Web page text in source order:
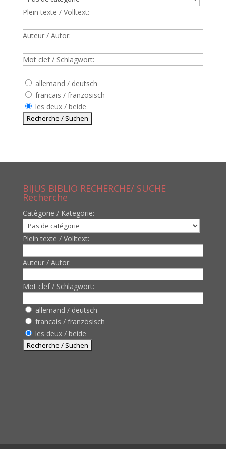
Plein texte / Volltext:
Auteur / Autor:
Mot clef / Schlagwort:
allemand / deutsch
francais / französisch
les deux / beide
BIJUS BIBLIO RECHERCHE/ SUCHE
Recherche
Catègorie / Kategorie:
Plein texte / Volltext:
Auteur / Autor:
Mot clef / Schlagwort:
allemand / deutsch
francais / französisch
les deux / beide